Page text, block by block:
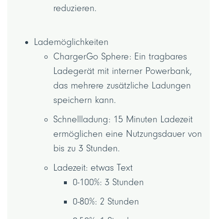
reduzieren.
Lademöglichkeiten
ChargerGo Sphere: Ein tragbares
Ladegerät mit interner Powerbank,
das mehrere zusätzliche Ladungen
speichern kann.
Schnellladung: 15 Minuten Ladezeit
ermöglichen eine Nutzungsdauer von
bis zu 3 Stunden.
Ladezeit: etwas Text
0-100%: 3 Stunden
0-80%: 2 Stunden